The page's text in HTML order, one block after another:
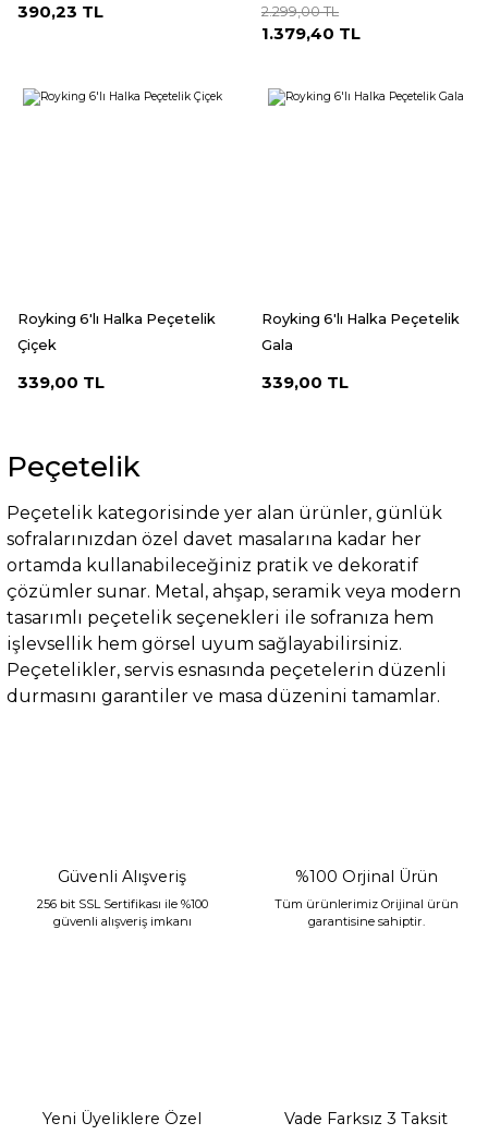
390,23 TL 2.299,00 TL
1.379,40 TL
Royking 6'lı Halka Peçetelik
Çiçek
339,00 TL
Royking 6'lı Halka Peçetelik
Gala
339,00 TL
Peçetelik
Peçetelik kategorisinde yer alan ürünler, günlük
sofralarınızdan özel davet masalarına kadar her
ortamda kullanabileceğiniz pratik ve dekoratif
çözümler sunar. Metal, ahşap, seramik veya modern
tasarımlı peçetelik seçenekleri ile sofranıza hem
işlevsellik hem görsel uyum sağlayabilirsiniz.
Peçetelikler, servis esnasında peçetelerin düzenli
durmasını garantiler ve masa düzenini tamamlar.
Güvenli Alışveriş
256 bit SSL Sertifikası ile %100
güvenli alışveriş imkanı
%100 Orjinal Ürün
Tüm ürünlerimiz Orijinal ürün
garantisine sahiptir.
Yeni Üyeliklere Özel Vade Farksız 3 Taksit